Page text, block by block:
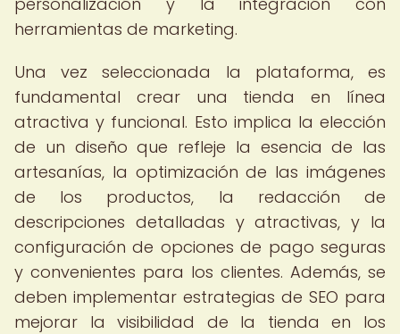
herramientas de marketing.
Una vez seleccionada la plataforma, es
fundamental crear una tienda en línea
atractiva y funcional. Esto implica la elección
de un diseño que refleje la esencia de las
artesanías, la optimización de las imágenes
de los productos, la redacción de
descripciones detalladas y atractivas, y la
configuración de opciones de pago seguras
y convenientes para los clientes. Además, se
deben implementar estrategias de SEO para
mejorar la visibilidad de la tienda en los